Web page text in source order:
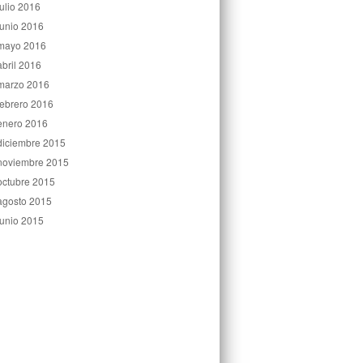
2016
2016
2016
2016
2016
2016
2016
2015
2015
2015
2015
2015